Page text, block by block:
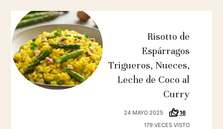
Risotto de
Espárragos
Trigueros, Nueces,
Leche de Coco al
Curry
24 MAYO 2025
16
179 VECES VISTO